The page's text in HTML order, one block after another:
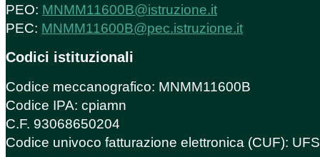
PEO: MNMM11600B@istruzione.it
PEC: MNMM11600B@pec.istruzione.it
Codici istituzionali
Codice meccanografico: MNMM11600B
Codice IPA: cpiamn
C.F. 93068650204
Codice univoco fatturazione elettronica (CUF):